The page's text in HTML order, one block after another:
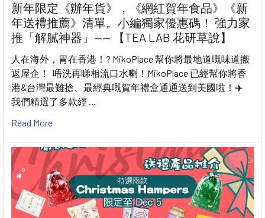
新年限定《辦年貨》，《網紅賀年食品》《新
年送禮推薦》清單。小編獨家優惠碼！ 強力家
推「解膩神器」—— 【TEA LAB 花研草說】
人在海外，胃在香港！? MikoPlace 幫你將最地道嘅味道搬
返屋企！ 唔洗再睇相流口水喇！MikoPlace 已經幫你將香
港&台灣最難搶、最經典嘅賀年禮盒通通送到美國啦！✈️
我們精選了多款經 …
Read More